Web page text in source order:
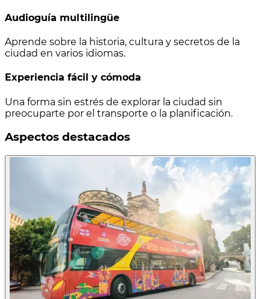
Audioguía multilingüe
Aprende sobre la historia, cultura y secretos de la
ciudad en varios idiomas.
Experiencia fácil y cómoda
Una forma sin estrés de explorar la ciudad sin
preocuparte por el transporte o la planificación.
Aspectos destacados